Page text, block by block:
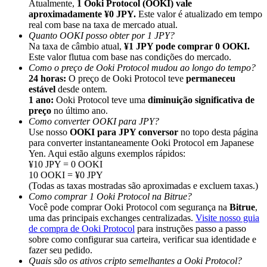
Indicação
Convide um amigo para receber recompensas em dinheiro
Deposit CASHCAT & Win
Deposit CASHCAT & Win
Atualmente, 1 Ooki Protocol (OOKI) vale
aproximadamente ¥0 JPY. Este valor é atualizado em tempo
real com base na taxa de mercado atual.
Quanto OOKI posso obter por 1 JPY?
Na taxa de câmbio atual, ¥1 JPY pode comprar 0 OOKI.
Este valor flutua com base nas condições do mercado.
Como o preço de Ooki Protocol mudou ao longo do tempo?
24 horas: O preço de Ooki Protocol teve permaneceu
estável desde ontem.
1 ano: Ooki Protocol teve uma diminuição significativa de
preço no último ano.
Como converter OOKI para JPY?
Use nosso OOKI para JPY conversor no topo desta página
para converter instantaneamente Ooki Protocol em Japanese
Yen. Aqui estão alguns exemplos rápidos:
¥10 JPY = 0 OOKI
10 OOKI = ¥0 JPY
(Todas as taxas mostradas são aproximadas e excluem taxas.)
Como comprar 1 Ooki Protocol na Bitrue?
Você pode comprar Ooki Protocol com segurança na Bitrue,
uma das principais exchanges centralizadas. Visite nosso guia
de compra de Ooki Protocol para instruções passo a passo
sobre como configurar sua carteira, verificar sua identidade e
fazer seu pedido.
Quais são os ativos cripto semelhantes a Ooki Protocol?